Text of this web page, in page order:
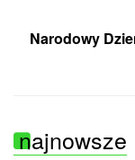
Narodowy
najnowsze